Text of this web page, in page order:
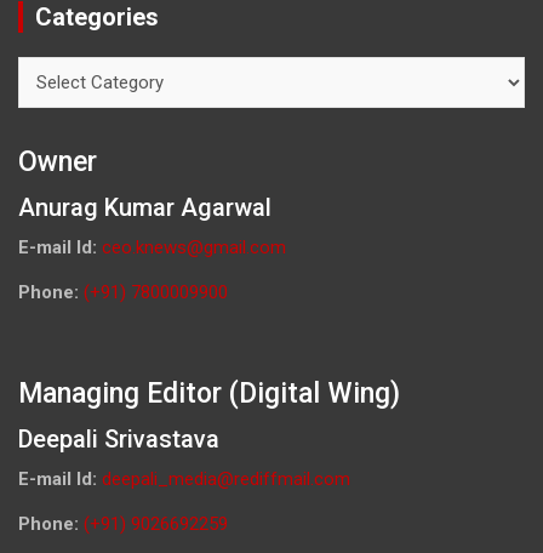
Categories
Owner
Anurag Kumar Agarwal
E-mail Id: ceo.knews@gmail.com
Phone: (+91) 7800009900
Managing Editor (Digital Wing)
Deepali Srivastava
E-mail Id: deepali_media@rediffmail.com
Phone: (+91) 9026692259